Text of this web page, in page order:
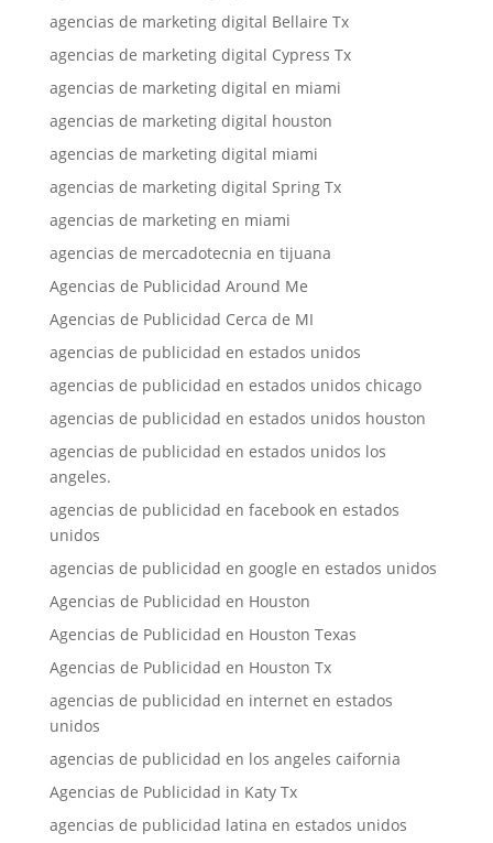
agencias de marketing digital Bellaire Tx
agencias de marketing digital Cypress Tx
agencias de marketing digital en miami
agencias de marketing digital houston
agencias de marketing digital miami
agencias de marketing digital Spring Tx
agencias de marketing en miami
agencias de mercadotecnia en tijuana
Agencias de Publicidad Around Me
Agencias de Publicidad Cerca de MI
agencias de publicidad en estados unidos
agencias de publicidad en estados unidos chicago
agencias de publicidad en estados unidos houston
agencias de publicidad en estados unidos los
angeles.
agencias de publicidad en facebook en estados
unidos
agencias de publicidad en google en estados unidos
Agencias de Publicidad en Houston
Agencias de Publicidad en Houston Texas
Agencias de Publicidad en Houston Tx
agencias de publicidad en internet en estados
unidos
agencias de publicidad en los angeles caifornia
Agencias de Publicidad in Katy Tx
agencias de publicidad latina en estados unidos